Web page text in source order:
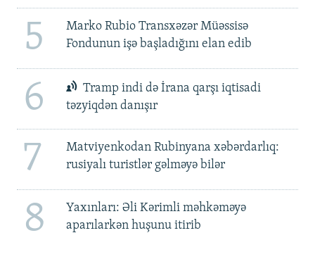
5
Marko Rubio Transxəzər Müəssisə
Fondunun işə başladığını elan edib
6
Tramp indi də İrana qarşı iqtisadi
təzyiqdən danışır
7
Matviyenkodan Rubinyana xəbərdarlıq:
rusiyalı turistlər gəlməyə bilər
8
Yaxınları: Əli Kərimli məhkəməyə
aparılarkən huşunu itirib